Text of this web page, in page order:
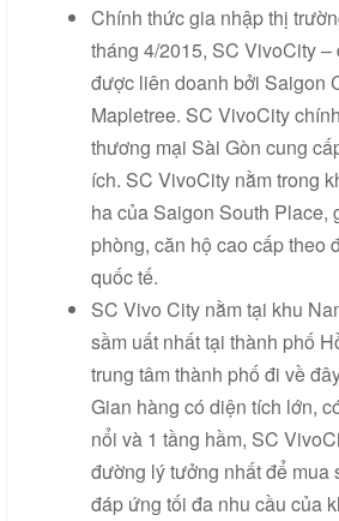
Chính thức gia nhập thị
tháng 4/2015, SC VivoCity
được liên doanh bởi Saigon
Mapletree. SC VivoCity
thương mại Sài Gòn cung
ích. SC VivoCity nằm trong
ha của Saigon South Place,
phòng, căn hộ cao cấp theo
quốc tế.
SC Vivo City nằm tại khu
sầm uất nhất tại thành phố
trung tâm thành phố đi về
Gian hàng có diện tích lớn,
nổi và 1 tầng hầm, SC
đường lý tưởng nhất để
đáp ứng tối đa nhu cầu của